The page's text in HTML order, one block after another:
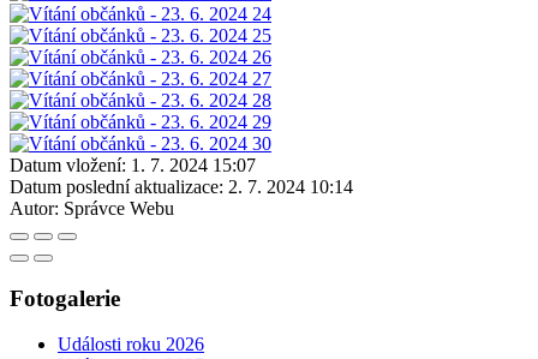
Datum vložení: 1. 7. 2024 15:07
Datum poslední aktualizace: 2. 7. 2024 10:14
Autor: Správce Webu
Fotogalerie
Události roku 2026